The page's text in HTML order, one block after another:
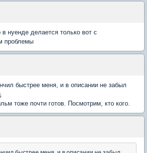
в нуенде делается только вот с
проблемы
быстрее меня, и в описании не забыл
тоже почти готов. Посмотрим, кто кого.